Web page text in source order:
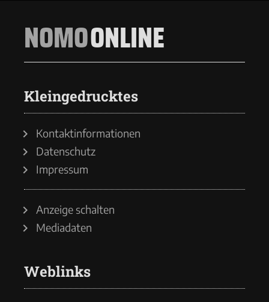
NOMOONLINE
Kleingedrucktes
Kontaktinformationen
Datenschutz
Impressum
Anzeige schalten
Mediadaten
Weblinks